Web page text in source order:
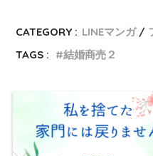
CATEGORY : LINEマンガ
TAGS :
結婚商売２